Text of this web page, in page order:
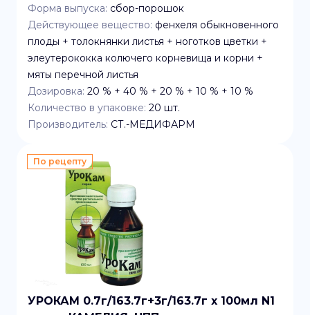
Форма выпуска: сбор-порошок
Действующее вещество: фенхеля обыкновенного
плоды + толокнянки листья + ноготков цветки +
элеутерококка колючего корневища и корни +
мяты перечной листья
Дозировка: 20 % + 40 % + 20 % + 10 % + 10 %
Количество в упаковке: 20 шт.
Производитель: СТ.-МЕДИФАРМ
По рецепту
УРОКАМ 0.7г/163.7г+3г/163.7г x 100мл N1